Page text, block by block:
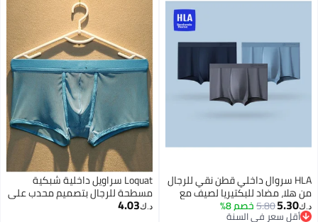
HLA سروال داخلي قطن نقي للرجال
من هلا، مضاد للبكتيريا لصيف مع
حرير التوت، مقاس كبير، 3 قطع
د.ك‏5.30
5.80خصم 8%
أقل سعر في السنة
Loquat سراويل داخلية شبكية
مسطحة للرجال بتصميم محدب على
شكل حرف U وخصر منخفض تسمح
بمرور الهواء باللون الأزرق
د.ك‏4.03